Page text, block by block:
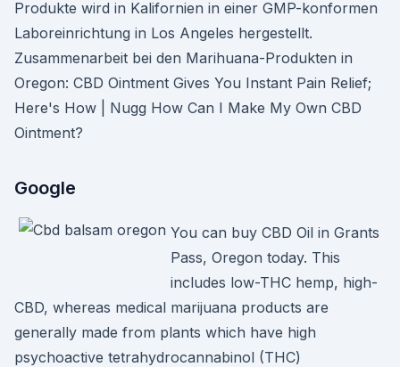
Produkte wird in Kalifornien in einer GMP-konformen
Laboreinrichtung in Los Angeles hergestellt.
Zusammenarbeit bei den Marihuana-Produkten in
Oregon: CBD Ointment Gives You Instant Pain Relief;
Here's How | Nugg How Can I Make My Own CBD
Ointment?
Google
You can buy CBD Oil in Grants
Pass, Oregon today. This
includes low-THC hemp, high-
CBD, whereas medical marijuana products are
generally made from plants which have high
psychoactive tetrahydrocannabinol (THC)